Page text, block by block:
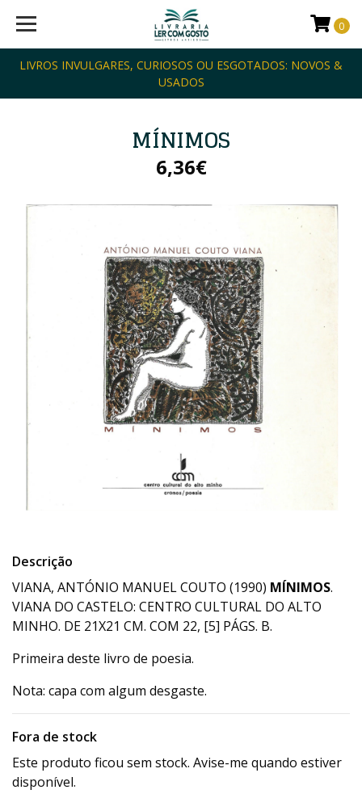
LIVROS INVULGARES, CURIOSOS OU ESGOTADOS: NOVOS &
USADOS
0
MÍNIMOS
6,36€
Descrição
VIANA, ANTÓNIO MANUEL COUTO (1990) MÍNIMOS.
VIANA DO CASTELO: CENTRO CULTURAL DO ALTO
MINHO. DE 21X21 CM. COM 22, [5] PÁGS. B.
Primeira deste livro de poesia.
Nota: capa com algum desgaste.
Fora de stock
Este produto ficou sem stock. Avise-me quando estiver
disponível.